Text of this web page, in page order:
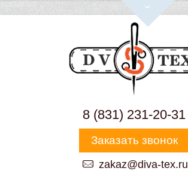
8 (831) 231-20-31
Заказать звонок
zakaz@diva-tex.ru